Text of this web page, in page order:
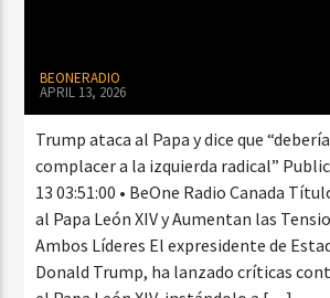
BEONERADIO
APRIL 13, 2026
Trump ataca al Papa y dice que
complacer a la izquierda radical”
13 03:51:00 • BeOne Radio Canada
al Papa León XIV y Aumentan las
Ambos Líderes El expresidente de
Donald Trump, ha lanzado críticas